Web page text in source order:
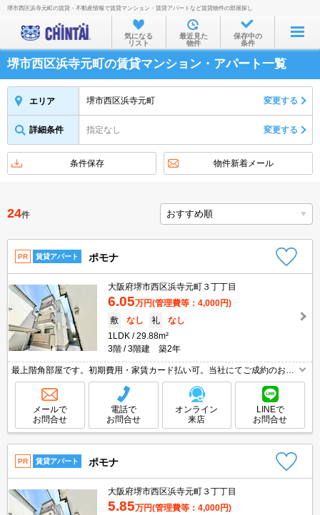
お部屋を探す
沿線・駅から
住所から
家賃相場から
物件特集から
不動産会社から
TOP
堺市西区浜寺元町の賃貸・不動産情報で賃貸マンション・賃貸アパートなど賃貸物件の部屋探し
気になる
リスト
最近見た
物件
保存中の
条件
堺市西区浜寺元町の賃貸マンション・アパート一覧
エリア 堺市西区浜寺元町 変更する
詳細条件 指定なし 変更する
条件保存 物件新着メール
24件
PR 賃貸アパート ポモナ
大阪府堺市西区浜寺元町３丁丁目
6.05万円(管理費等：4,000円)
敷
なし 礼
なし
1LDK
29.88m²
3階
3階建 築2年
最上階角部屋です。初期費用・家賃カード払い可。当社にてご成約のお客
様に限り礼金0・敷金0・仲介手数料0。初期費用を抑えたい人におすす
め。画像の家具はCGであり付いていません。
メールで
お問合せ
電話で
お問合せ
オンライン
来店
LINEで
お問合せ
PR 賃貸アパート ポモナ
大阪府堺市西区浜寺元町３丁丁目
5.85万円(管理費等：4,000円)